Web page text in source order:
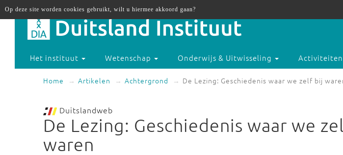
Het instituut Wetenschap Onderwijs & Uitwisseling Activiteiten
Home Artikelen Achtergrond De Lezing: Geschiedenis waar we zelf bij
Duitslandweb
De Lezing: Geschiedenis waar we
waren
Op deze site worden cookies gebruikt, wilt u hiermee akkoord gaan?